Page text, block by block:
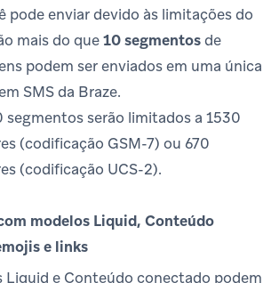
pode enviar devido às limitações do
mais do que10 segmentosde
podem ser enviados em uma única
SMS da Braze.
segmentos serão limitados a 1530
(codificação GSM-7) ou 670
(codificação UCS-2).
modelos Liquid, Conteúdo
e links
Liquid e Conteúdo conectado podem